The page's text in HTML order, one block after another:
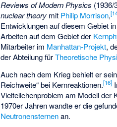
Reviews of Modern Physics (1936/
nuclear theory mit Philip Morrison,[
Entwicklungen auf diesem Gebiet
Arbeiten auf dem Gebiet der
Mitarbeiter im Manhattan-Projekt,
der Abteilung fürTheoretische
Auch nach dem Krieg behielt er
Reichweite“ bei Kernreaktionen.[16]
Vielteilchenproblem am Modell der
1970er Jahren wandte er die
Neutronensternenan.